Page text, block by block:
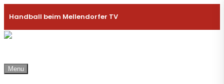
Handball beim Mellendorfer TV
Menu